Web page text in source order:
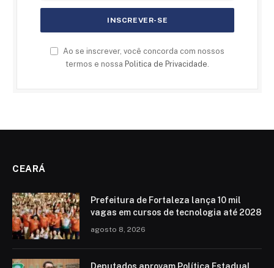
Ao se inscrever, você concorda com nossos
termos e nossa Politica de Privacidade.
CEARÁ
Prefeitura de Fortaleza lança 10 mil
vagas em cursos de tecnologia até 2028
agosto 8, 2026